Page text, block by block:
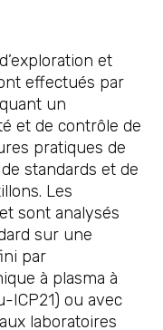
et
effectués par
un
et de contrôle de
pratiques de
standards et de
Les
sont analysés
sur une
par
à plasma à
ICP21) ou avec
laboratoires